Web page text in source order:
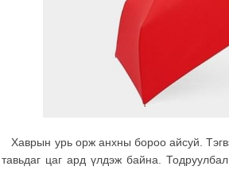
Хаврын урь орж анхны бороо айсуй.
тавьдаг цаг ард үлдэж байна.